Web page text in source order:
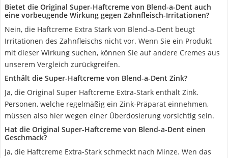
Bietet die Original Super-Haftcreme von Blend-a-Dent auch
eine vorbeugende Wirkung gegen Zahnfleisch-Irritationen?
Nein, die Haftcreme Extra Stark von Blend-a-Dent beugt
Irritationen des Zahnfleischs nicht vor. Wenn Sie ein Produkt
mit dieser Wirkung suchen, können Sie auf andere Cremes aus
unserem Vergleich zurückgreifen.
Enthält die Super-Haftcreme von Blend-a-Dent Zink?
Ja, die Original Super Haftcreme Extra-Stark enthält Zink.
Personen, welche regelmäßig ein Zink-Präparat einnehmen,
müssen also hier wegen einer Überdosierung vorsichtig sein.
Hat die Original Super-Haftcreme von Blend-a-Dent einen
Geschmack?
Ja, die Haftcreme Extra-Stark schmeckt nach Minze. Wen das